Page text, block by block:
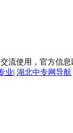
流使用，官方信息
业| 湖北中专网导航